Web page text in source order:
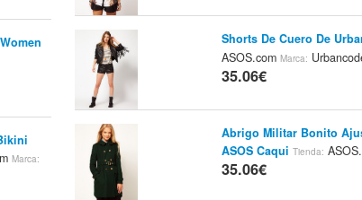
Marca:
Shorts De Cuero De
ASOS.com Marca:
35.06€
Abrigo Militar Bonito
ASOS Caqui Tienda:
35.06€